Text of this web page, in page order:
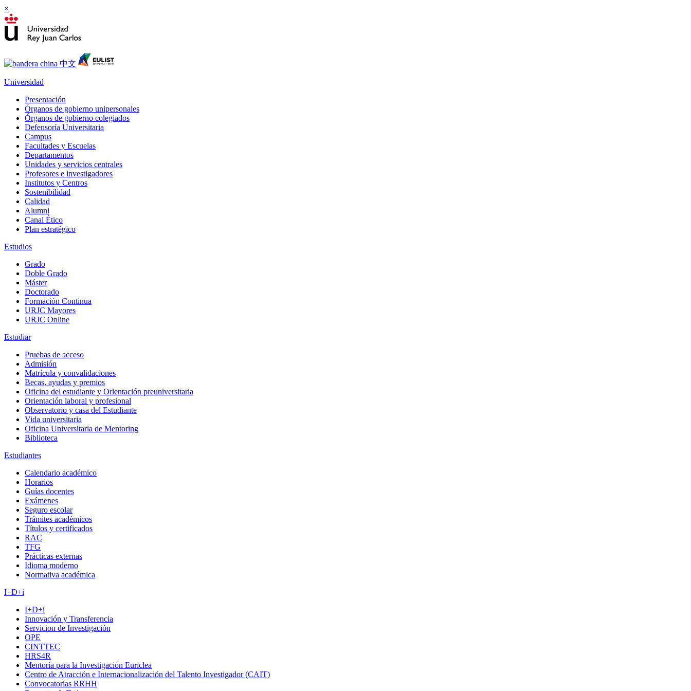
×
Universidad
Presentación
Órganos de gobierno unipersonales
Órganos de gobierno colegiados
Defensoría Universitaria
Campus
Facultades y Escuelas
Departamentos
Unidades y servicios centrales
Profesores e investigadores
Institutos y Centros
Sostenibilidad
Calidad
Alumni
Canal Ético
Plan estratégico
Estudios
Grado
Doble Grado
Máster
Doctorado
Formación Continua
URJC Mayores
URJC Online
Estudiar
Pruebas de acceso
Admisión
Matrícula y convalidaciones
Becas, ayudas y premios
Oficina del estudiante y Orientación preuniversitaria
Orientación laboral y profesional
Observatorio y casa del Estudiante
Vida universitaria
Oficina Universitaria de Mentoring
Biblioteca
Estudiantes
Calendario académico
Horarios
Guías docentes
Exámenes
Seguro escolar
Trámites académicos
Títulos y certificados
RAC
TFG
Prácticas externas
Idioma moderno
Normativa académica
I+D+i
I+D+i
Innovación y Transferencia
Servicion de Investigación
OPE
CINTTEC
HRS4R
Mentoría para la Investigación Euriclea
Centro de Atracción e Internacionalización del Talento Investigador (CAIT)
Convocatorias RRHH